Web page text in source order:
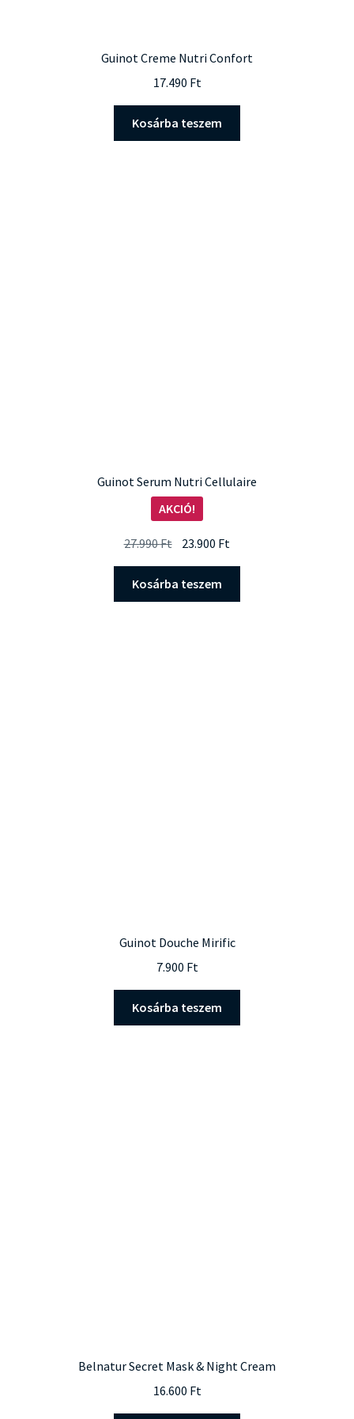
Guinot Creme Nutri Confort
17.490 Ft
Kosárba teszem
Guinot Serum Nutri Cellulaire
AKCIÓ!
27.990Ft Original
price
was:
27.990 Ft.
23.900 Ft
price
23.900 Ft.
Kosárba teszem
Guinot Douche Mirific
7.900 Ft
Kosárba teszem
Belnatur Secret Mask & Night Cream
16.600 Ft